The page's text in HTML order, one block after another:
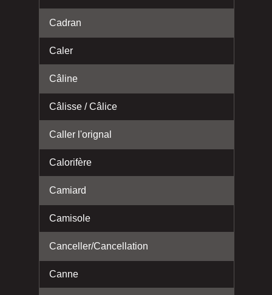
Cadran
Caler
Câline
Câlisse / Câlice
Caller l'orignal
Calorifère
Camiard
Camisole
Canceller/Cancellation
Canne